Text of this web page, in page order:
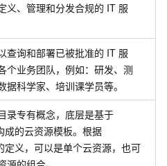
义、管理和分发合规的 IT 服
查询和部署已被批准的 IT 服
个业务团队，例如：研发、测
据科学家、培训课学员等。
录专有概念，底层是基于
成的云资源模板。根据
定义，可以是单个云资源，也可